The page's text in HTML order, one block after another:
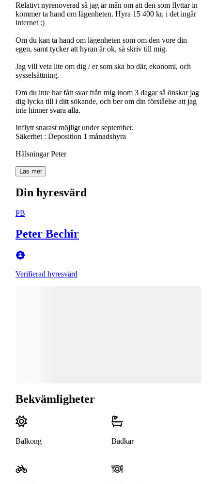
Relativt nyrenoverad så jag är mån om att den som flyttar in
kommer ta hand om lägenheten. Hyra 15 400 kr, i det ingår
internet :)
Om du kan ta hand om lägenheten som om den vore din
egen, samt tycker att hyran är ok, så skriv till mig.
Jag vill veta lite om dig / er som ska bo där, ekonomi, och
sysselsättning.
Om du inte har fått svar från mig inom 3 dagar så önskar jag
dig lycka till i ditt sökande, och ber om din förståelse att jag
inte hinner svara alla.
Inflytt snarast möjligt under september.
Säkerhet : Deposition 1 månadshyra
Hälsningar Peter
Läs mer
Din hyresvärd
PB
Peter Bechir
Verifierad hyresvärd
Bekvämligheter
Balkong Badkar